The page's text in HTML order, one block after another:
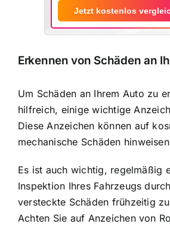
Jetzt kostenlos
Erkennen von Schäden an
Um Schäden an Ihrem Auto zu
hilfreich, einige wichtige
Diese Anzeichen können auf
mechanische Schäden
Es ist auch wichtig, regelmäßig
Inspektion Ihres Fahrzeugs
versteckte Schäden frühzeitig
Achten Sie auf Anzeichen von